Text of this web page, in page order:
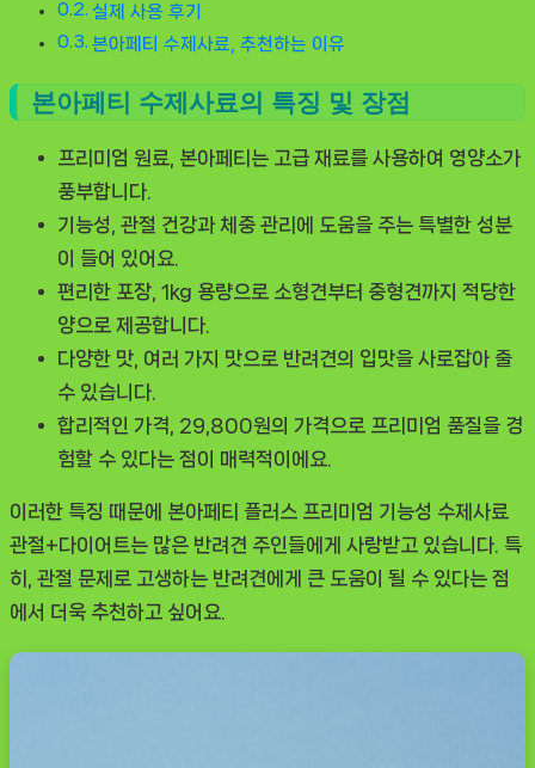
실제 사용 후기
본아페티 수제사료, 추천하는 이유
본아페티 수제사료의 특징 및 장점
프리미엄 원료 , 본아페티는 고급 재료를 사용하여 영양소가
풍부합니다.
기능성 , 관절 건강과 체중 관리에 도움을 주는 특별한 성분
이 들어 있어요.
편리한 포장 , 1kg 용량으로 소형견부터 중형견까지 적당한
양으로 제공합니다.
다양한 맛 , 여러 가지 맛으로 반려견의 입맛을 사로잡아 줄
수 있습니다.
합리적인 가격 , 29,800원의 가격으로 프리미엄 품질을 경
험할 수 있다는 점이 매력적이에요.
이러한 특징 때문에 본아페티 플러스 프리미엄 기능성 수제사료
관절+다이어트는 많은 반려견 주인들에게 사랑받고 있습니다. 특
히, 관절 문제로 고생하는 반려견에게 큰 도움이 될 수 있다는 점
에서 더욱 추천하고 싶어요.